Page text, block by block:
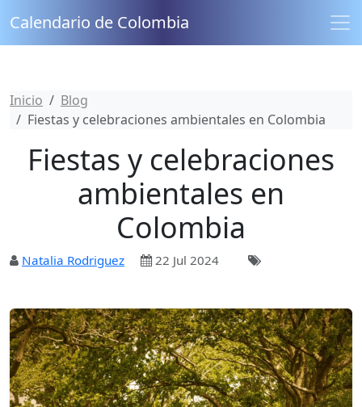
Calendario de Colombia
Inicio
Blog
Fiestas y celebraciones ambientales en Colombia
Fiestas y celebraciones
ambientales en
Colombia
Natalia Rodriguez 22 Jul 2024